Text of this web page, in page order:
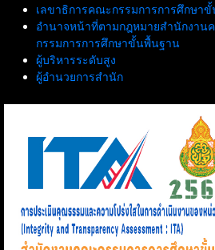
เลขาธิการคณะกรรมการการศึกษา
อำนาจหน้าที่ตามกฎหมายสำนักงาน
กรรมการการศึกษาขั้นพื้นฐาน
ผู้บริหารระดับสูง
ผู้อำนวยการสำนัก